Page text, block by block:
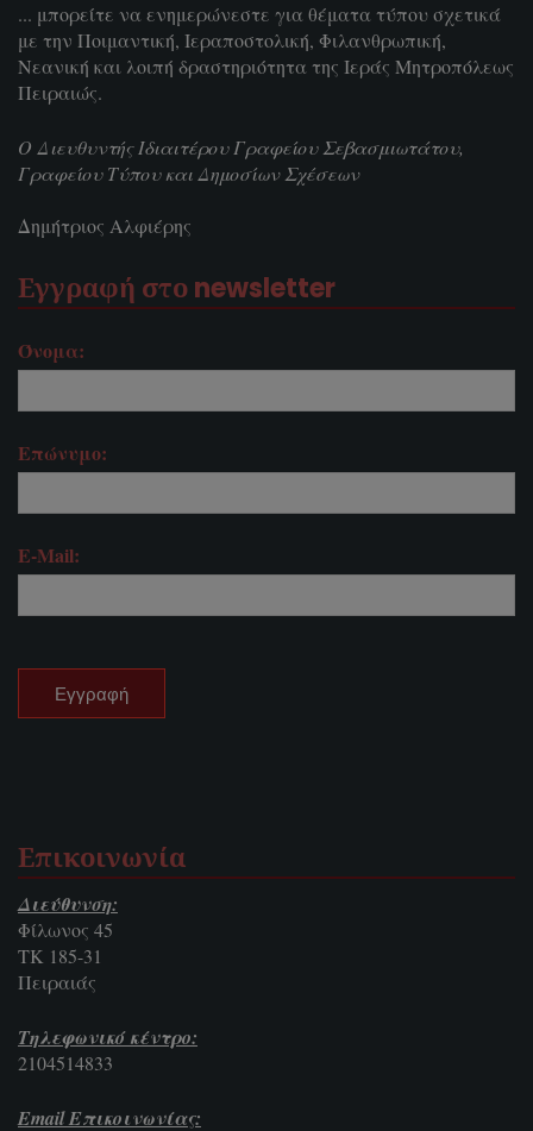
... μπορείτε να ενημερώνεστε για θέματα τύπου σχετικά
με την Ποιμαντική, Ιεραποστολική, Φιλανθρωπική,
Νεανική και λοιπή δραστηριότητα της Ιεράς Μητροπόλεως
Πειραιώς.
Ο Διευθυντής Ιδιαιτέρου Γραφείου Σεβασμιωτάτου,
Γραφείου Τύπου και Δημοσίων Σχέσεων
Δημήτριος Αλφιέρης
Εγγραφή στο newsletter
Όνομα:
Επώνυμο:
E-Mail:
Επικοινωνία
Διεύθυνση:
Φίλωνος 45
ΤΚ 185-31
Πειραιάς
Τηλεφωνικό κέντρο:
2104514833
Email Επικοινωνίας: